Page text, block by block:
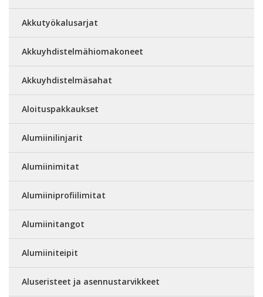
Akkutyökalusarjat
Akkuyhdistelmähiomakoneet
Akkuyhdistelmäsahat
Aloituspakkaukset
Alumiinilinjarit
Alumiinimitat
Alumiiniprofiilimitat
Alumiinitangot
Alumiiniteipit
Aluseristeet ja asennustarvikkeet